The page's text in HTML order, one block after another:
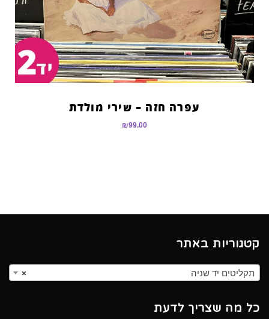
עפרה חזה – שירי מולדת
₪99.00
קטגוריות באתר
× תקליטים יד שניה
כל מה שצריך לדעת